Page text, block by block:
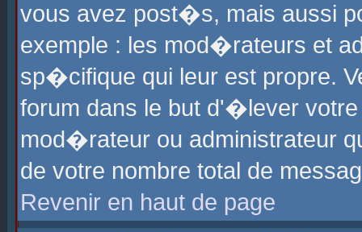
vous avez post�s, mais aussi
exemple : les mod�rateurs et
sp�cifique qui leur est propre.
forum dans le but d'�lever
mod�rateur ou administrateur
de votre nombre total de
Revenir en haut de page